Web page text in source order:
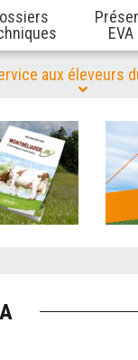
aux éleveurs